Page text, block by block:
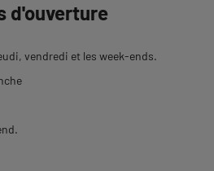
d'ouverture
vendredi et les week-ends.